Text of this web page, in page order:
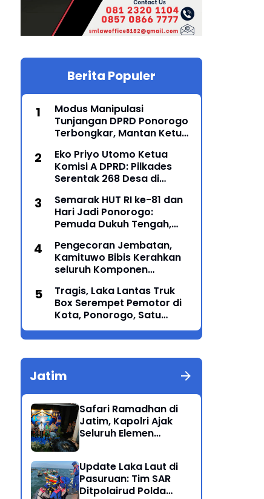
Berita Populer
Modus Manipulasi
Tunjangan DPRD Ponorogo
Terbongkar, Mantan Ketua
Ditahan Kejari
Eko Priyo Utomo Ketua
Komisi A DPRD: Pilkades
Serentak 268 Desa di
Mei 2027
Semarak HUT RI ke-81 dan
Hari Jadi Ponorogo:
Pemuda Dukuh Tengah,
Gajah-Gajahan, Lintas
Generasi Menyatu dalam
Budaya
Pengecoran Jembatan,
Kamituwo Bibis Kerahkan
seluruh Komponen
Rayon Bulu Lor
Tragis, Laka Lantas Truk
Box Serempet Pemotor di
Kota, Ponorogo, Satu
Orang Meninggal Dunia
Jatim
Safari Ramadhan di
Jatim, Kapolri Ajak
Seluruh Elemen
Program Presiden
Update Laka Laut di
Pasuruan: Tim SAR
Ditpolairud Polda